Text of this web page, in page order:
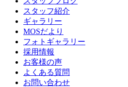
スタッフ紹介
ギャラリー
MOSだより
フォトギャラリー
採用情報
お客様の声
よくある質問
お問い合わせ